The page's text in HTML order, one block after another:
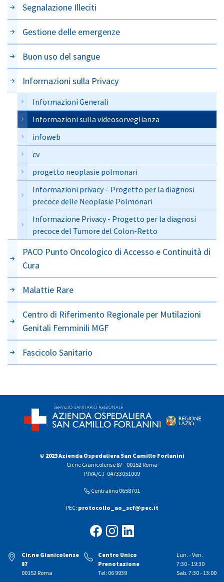
Segnalazione Illeciti
Gestione delle emergenze
Buon uso del sangue
Informazioni sulla Privacy
Informazioni Generali
Informazioni sulla videosorveglianza
infoweb
cv
progetto neoplasie polmonari
Informazioni privacy – Progetto per la diagnosi
precoce delle Neoplasie Polmonari
Informazione Privacy - Progetto per la diagnosi
precoce del Tumore del Colon-Retto
PACO Punto Oncologico di Accesso e Continuità di
Cura
Malattie Rare
Centro di Riferimento Regionale per Mutilazioni
Genitali Femminili MGF
Fascicolo Sanitario
© 2023 Azienda Ospedaliera San Camillo Forlanini
Cir.ne Gianicolense 87 - 00152 Roma
P.IVA/C.F 04733051009
Centralino 0658701
PEC: protocollo_ao_scf@pec.it
Cir.ne Gianicolense
87
00152 Roma
Centro Unico
Prenotazione
Tel: 06 9939
Lun. - Ven.
7:30 - 19:30
Sab. 7:30 - 13:00